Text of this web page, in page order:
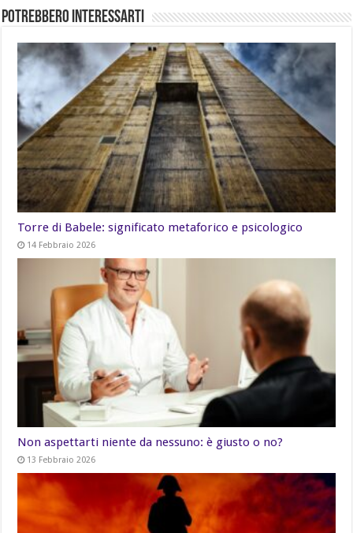
Potrebbero Interessarti
Torre di Babele: significato metaforico e psicologico
14 Febbraio 2026
Non aspettarti niente da nessuno: è giusto o no?
13 Febbraio 2026